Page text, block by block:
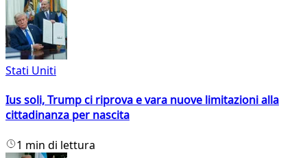
Stati Uniti
Ius soli, Trump ci riprova e vara nuove limitazioni alla
cittadinanza per nascita
1 min di lettura